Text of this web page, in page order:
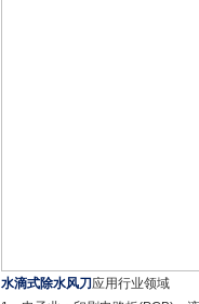
水滴式除水风刀应用行业领域